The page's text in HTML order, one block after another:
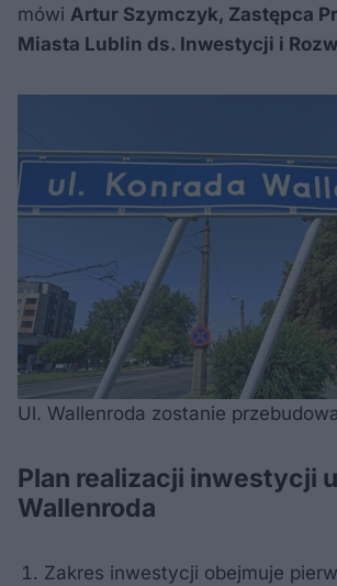
mówi Artur Szymczyk, Zastępca
Miasta Lublin ds. Inwestycji i
Ul. Wallenroda zostanie
Plan realizacji inwestycji
Wallenroda
Zakres inwestycji obejmuje